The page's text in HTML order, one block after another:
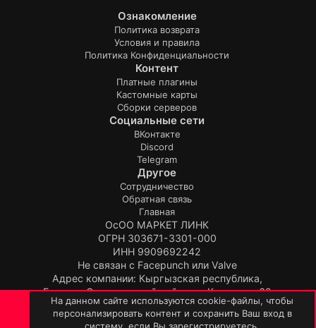
Ознакомление
Политика возврата
Условия и правила
Политика Конфиденциальности
Контент
Платные плагины
Кастомные карты
Сборки серверов
Социальные сети
ВКонтакте
Discord
Telegram
Другое
Сотрудничество
Обратная связь
Главная
ОсОО МАРКЕТ ЛИНК
ОГРН 303671-3301-000
ИНН 9909692242
Не связан с Facepunch или Valve
Адрес компании: Кыргызская республика,
Бишкек, Свердловский район, ул.Киевская, 62
Продукт:TopPlugin
© TopPlugin 2019-2026.
ВЕРХ
На данном сайте используются cookie-файлы, чтобы
персонализировать контент и сохранить Ваш вход в